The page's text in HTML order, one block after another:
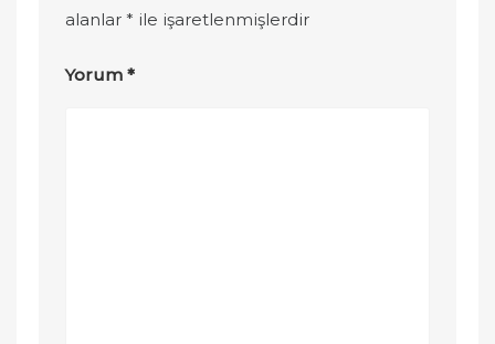
alanlar* ile işaretlenmişlerdir
Yorum*